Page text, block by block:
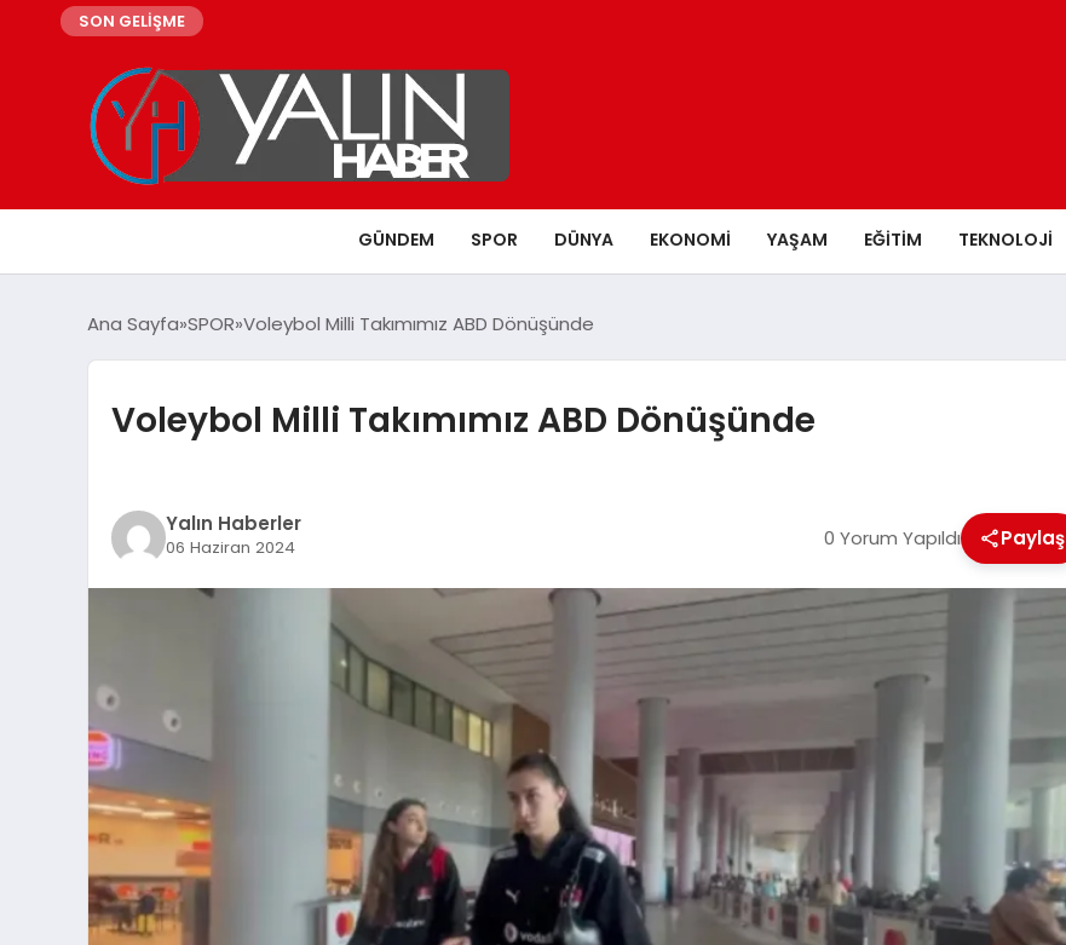
SON GELİŞME
GÜNDEM SPOR DÜNYA EKONOMİ YAŞAM EĞİTİM TEKNOLOJİ
Ana Sayfa SPOR Voleybol Milli Takımımız ABD Dönüşünde
Voleybol Milli Takımımız ABD Dönüşünde
Yalın Haberler
06 Haziran 2024 0 Yorum Yapıldı Paylaş